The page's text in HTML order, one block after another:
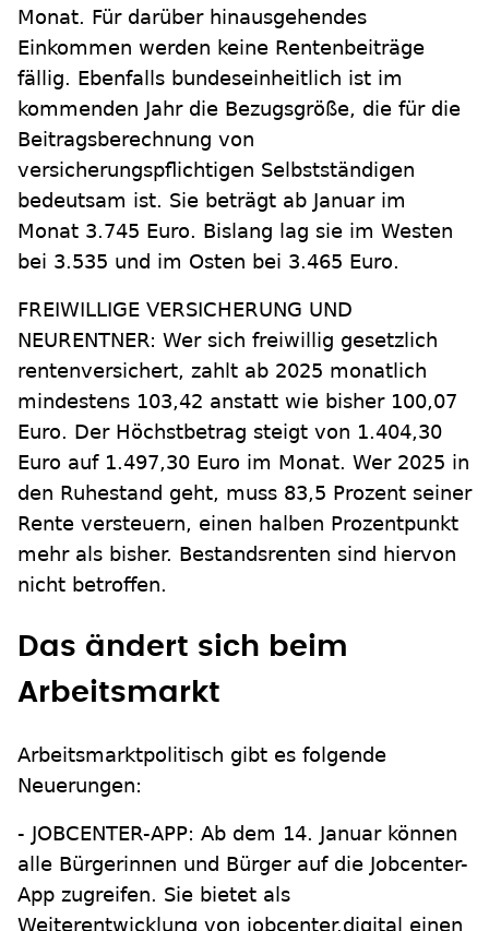
Monat. Für darüber hinausgehendes
Einkommen werden keine Rentenbeiträge
fällig. Ebenfalls bundeseinheitlich ist im
kommenden Jahr die Bezugsgröße, die für die
Beitragsberechnung von
versicherungspflichtigen Selbstständigen
bedeutsam ist. Sie beträgt ab Januar im
Monat 3.745 Euro. Bislang lag sie im Westen
bei 3.535 und im Osten bei 3.465 Euro.
FREIWILLIGE VERSICHERUNG UND
NEURENTNER: Wer sich freiwillig gesetzlich
rentenversichert, zahlt ab 2025 monatlich
mindestens 103,42 anstatt wie bisher 100,07
Euro. Der Höchstbetrag steigt von 1.404,30
Euro auf 1.497,30 Euro im Monat. Wer 2025 in
den Ruhestand geht, muss 83,5 Prozent seiner
Rente versteuern, einen halben Prozentpunkt
mehr als bisher. Bestandsrenten sind hiervon
nicht betroffen.
Das ändert sich beim
Arbeitsmarkt
Arbeitsmarktpolitisch gibt es folgende
Neuerungen:
- JOBCENTER-APP: Ab dem 14. Januar können
alle Bürgerinnen und Bürger auf die Jobcenter-
App zugreifen. Sie bietet als
Weiterentwicklung von jobcenter.digital einen